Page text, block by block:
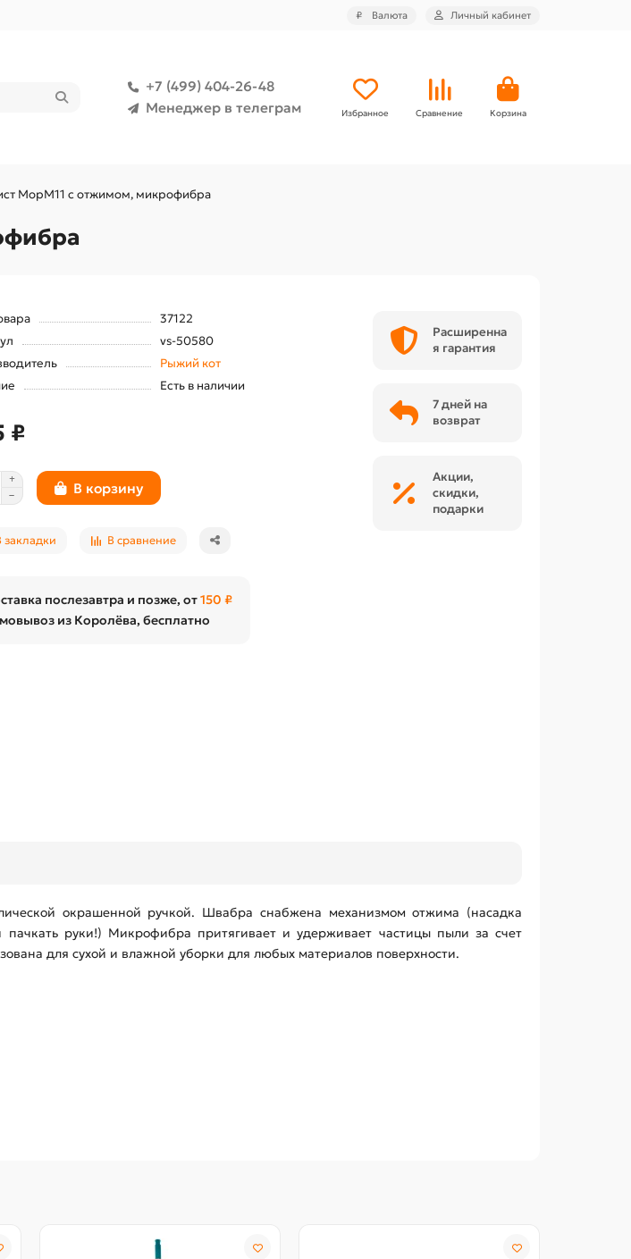
₽ Валюта Личный кабинет
+7 (499) 404-26-48
Менеджер в телеграм
Избранное Сравнение Корзина
МорМ11 с отжимом, микрофибра
37122
vs-50580
Рыжий кот
Есть в наличии
₽
В корзину
закладки В сравнение
послезавтра и позже, от150 ₽
из Королёва, бесплатно
Расширенна
я гарантия
7 дней на
возврат
Акции,
скидки,
подарки
окрашенной ручкой. Швабра снабжена механизмом отжима (насадка
руки!) Микрофибра притягивает и удерживает частицы пыли за счет
для сухой и влажной уборки для любых материалов поверхности.